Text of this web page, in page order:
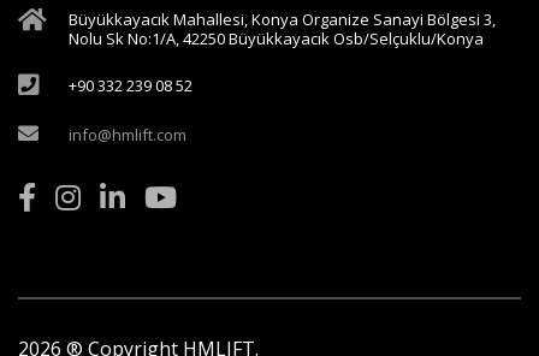
Büyükkayacık Mahallesi, Konya Organize Sanayi Bölgesi 3,
Nolu Sk No:1/A, 42250 Büyükkayacık Osb/Selçuklu/Konya
+90 332 239 08 52
info@hmlift.com
2026 ® Copyright HMLIFT.